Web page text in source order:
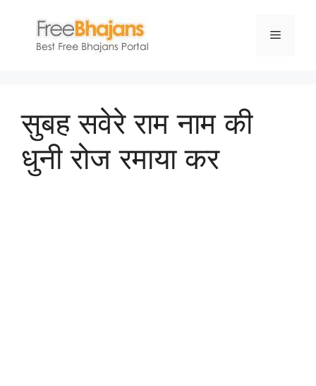
content
Menu
सुबह सवेरे राम नाम की
धुनी रोज रमाया कर